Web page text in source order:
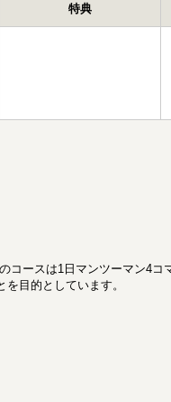
特典
ースは1日マンツーマン4コ
目的としています。